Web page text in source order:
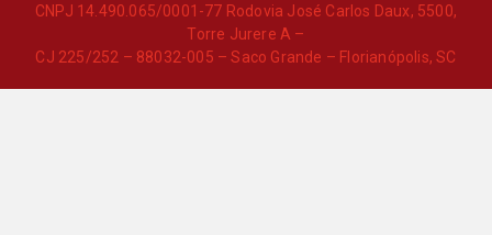
CNPJ 14.490.065/0001-77 Rodovia José Carlos Daux, 5500,
Torre Jurere A –
CJ 225/252 – 88032-005 – Saco Grande – Florianópolis, SC